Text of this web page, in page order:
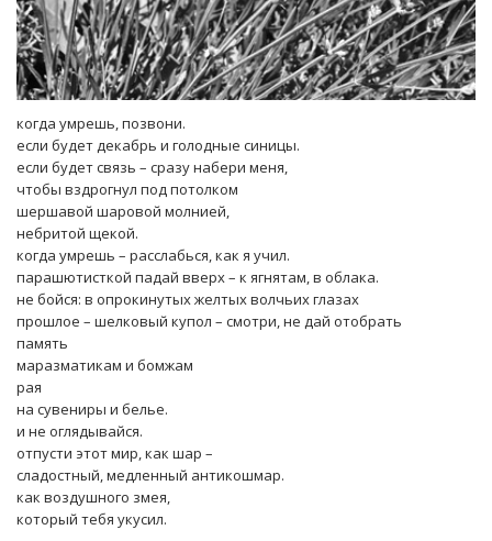
когда умрешь, позвони.
если будет декабрь и голодные синицы.
если будет связь – сразу набери меня,
чтобы вздрогнул под потолком
шершавой шаровой молнией,
небритой щекой.
когда умрешь – расслабься, как я учил.
парашютисткой падай вверх – к ягнятам, в облака.
не бойся: в опрокинутых желтых волчьих глазах
прошлое – шелковый купол – смотри, не дай отобрать
память
маразматикам и бомжам
рая
на сувениры и белье.
и не оглядывайся.
отпусти этот мир, как шар –
сладостный, медленный антикошмар.
как воздушного змея,
который тебя укусил.